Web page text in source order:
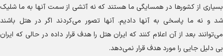
بسیاری از کشور‌ها در همسایگی ما هستند که نه آتشی از سمت آنها به ما شلیک
شد و نه ما پاسخی به آنها دادیم. آنها تصور می‌کردند اگر در هتل باشند
می‌توانند بعد از آن اعلام کنند که ایران هتل را هدف قرار داده در حالی که ایران
بی دلیل جایی را مورد هدف قرار نمی‌دهد.